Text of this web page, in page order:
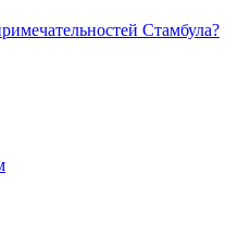
Стамбула?